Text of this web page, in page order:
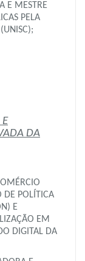
E MESTRE
PELA
DA
DE POLÍTICA
E
EM
DIGITAL DA